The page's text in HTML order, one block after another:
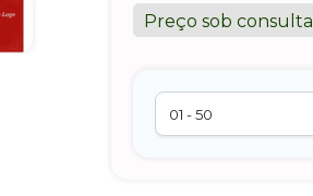
Preço sob consulta